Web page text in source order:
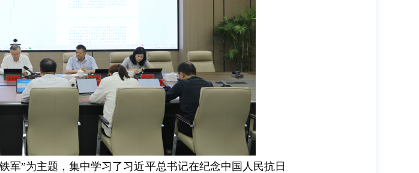
军”为主题，集中学习了习近平总书记在纪念中国人民抗日